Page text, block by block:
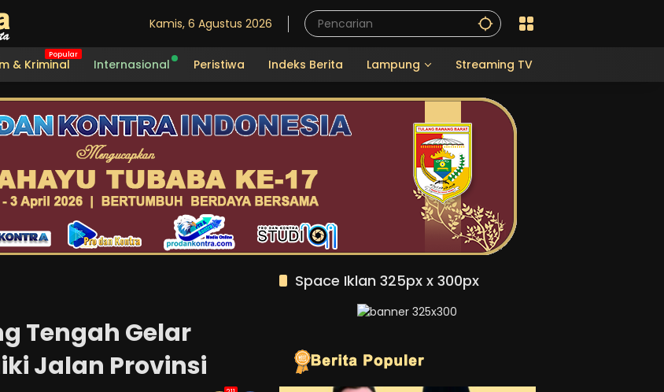
Kamis, 6 Agustus 2026
& Kriminal Internasional Peristiwa Indeks Berita Lampung Streaming TV
Tengah Gelar
Jalan Provinsi
Space Iklan 325px x 300px